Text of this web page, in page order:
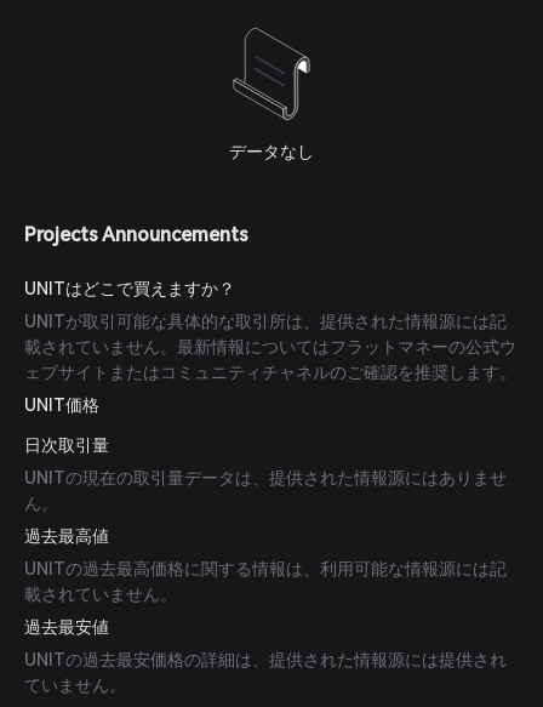
データなし
Projects Announcements
UNITはどこで買えますか？
UNITが取引可能な具体的な取引所は、提供された情報源には記
載されていません。最新情報についてはフラットマネーの公式ウ
ェブサイトまたはコミュニティチャネルのご確認を推奨します。
UNIT価格
日次取引量
UNITの現在の取引量データは、提供された情報源にはありませ
ん。
過去最高値
UNITの過去最高価格に関する情報は、利用可能な情報源には記
載されていません。
過去最安値
UNITの過去最安価格の詳細は、提供された情報源には提供され
ていません。